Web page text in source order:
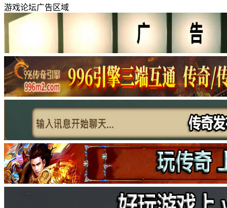
游戏论坛广告区域